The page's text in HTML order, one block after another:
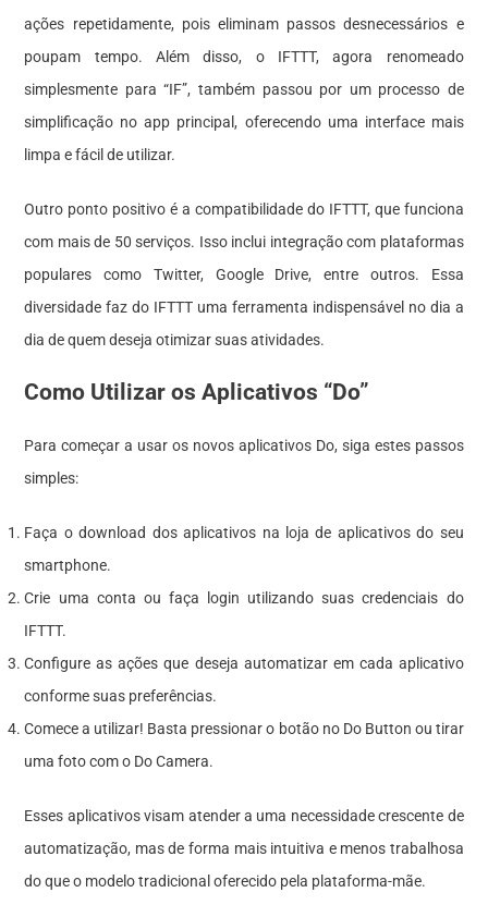
ações repetidamente, pois eliminam passos desnecessários e
poupam tempo. Além disso, o IFTTT, agora renomeado
simplesmente para “IF”, também passou por um processo de
simplificação no app principal, oferecendo uma interface mais
limpa e fácil de utilizar.
Outro ponto positivo é a compatibilidade do IFTTT, que funciona
com mais de 50 serviços. Isso inclui integração com plataformas
populares como Twitter, Google Drive, entre outros. Essa
diversidade faz do IFTTT uma ferramenta indispensável no dia a
dia de quem deseja otimizar suas atividades.
Como Utilizar os Aplicativos “Do”
Para começar a usar os novos aplicativos Do, siga estes passos
simples:
Faça o download dos aplicativos na loja de aplicativos do seu
smartphone.
Crie uma conta ou faça login utilizando suas credenciais do
IFTTT.
Configure as ações que deseja automatizar em cada aplicativo
conforme suas preferências.
Comece a utilizar! Basta pressionar o botão no Do Button ou tirar
uma foto com o Do Camera.
Esses aplicativos visam atender a uma necessidade crescente de
automatização, mas de forma mais intuitiva e menos trabalhosa
do que o modelo tradicional oferecido pela plataforma-mãe.